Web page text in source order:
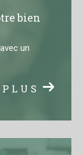
bien
un